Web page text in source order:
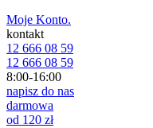
Moje Konto.
kontakt
12 666 08 59
12 666 08 59
8:00-16:00
napisz do nas
darmowa
od 120 zł